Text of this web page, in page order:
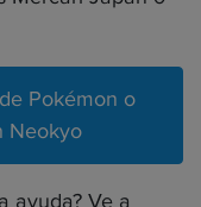
Pokémon o
Neokyo